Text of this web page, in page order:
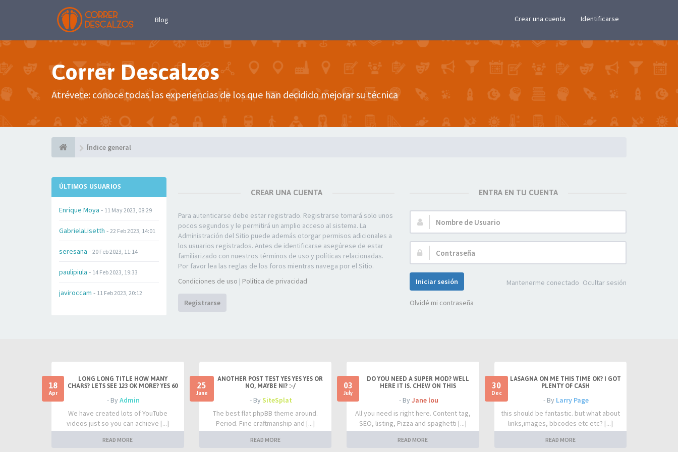
Blog Crear una cuenta Identificarse
Correr Descalzos
Atrévete: conoce todas las experiencias de los que han decidido mejorar su técnica
Índice general
ÚLTIMOS USUARIOS
Enrique Moya - 11 May 2023, 08:29
GabrielaLisetth - 22 Feb 2023, 14:01
seresana - 20 Feb 2023, 11:14
paulipiula - 14 Feb 2023, 19:33
javiroccam - 11 Feb 2023, 20:12
CREAR UNA CUENTA
Para autenticarse debe estar registrado. Registrarse tomará solo unos
pocos segundos y le permitirá un amplio acceso al sistema. La
Administración del Sitio puede además otorgar permisos adicionales a
los usuarios registrados. Antes de identificarse asegúrese de estar
familiarizado con nuestros términos de uso y políticas relacionadas.
Por favor lea las reglas de los foros mientras navega por el Sitio.
Condiciones de uso | Política de privacidad
Registrarse
ENTRA EN TU CUENTA
Nombre
de
Usuario:
Contraseña:
Mantenerme conectado Ocultar sesión
Iniciar sesión
Olvidé mi contraseña
18
Apr
LONG LONG TITLE HOW MANY
CHARS? LETS SEE 123 OK MORE? YES 60
- ByAdmin
We have created lots of YouTube
videos just so you can achieve [...]
READ MORE
25
June
ANOTHER POST TEST YES YES YES OR
NO, MAYBE NI? :-/
- BySiteSplat
The best flat phpBB theme around.
Period. Fine craftmanship and [...]
READ MORE
03
July
DO YOU NEED A SUPER MOD? WELL
HERE IT IS. CHEW ON THIS
- By Jane lou
All you need is right here. Content tag,
SEO, listing, Pizza and spaghetti [...]
READ MORE
30
Dec
LASAGNA ON ME THIS TIME OK? I GOT
PLENTY OF CASH
- By Larry Page
this should be fantastic. but what about
links,images, bbcodes etc etc? [...]
READ MORE